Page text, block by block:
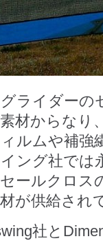
ライダーの
材からなり
ルムや補強
ング社では
ールクロス
が供給され
社と